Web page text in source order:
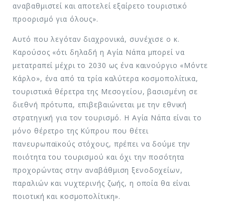
αναβαθμιστεί και αποτελεί εξαίρετο τουριστικό
προορισμό για όλους».
Αυτό που λεγόταν διαχρονικά, συνέχισε ο κ.
Καρούσος «ότι δηλαδή η Αγία Νάπα μπορεί να
μετατραπεί μέχρι το 2030 ως ένα καινούργιο «Μόντε
Κάρλο», ένα από τα τρία καλύτερα κοσμοπολίτικα,
τουριστικά θέρετρα της Μεσογείου, βασισμένη σε
διεθνή πρότυπα, επιβεβαιώνεται με την εθνική
στρατηγική για τον τουρισμό. Η Αγία Νάπα είναι το
μόνο θέρετρο της Κύπρου που θέτει
πανευρωπαϊκούς στόχους, πρέπει να δούμε την
ποιότητα του τουρισμού και όχι την ποσότητα
προχορώντας στην αναβάθμιση ξενοδοχείων,
παραλιών και νυχτερινής ζωής, η οποία θα είναι
ποιοτική και κοσμοπολίτικη».